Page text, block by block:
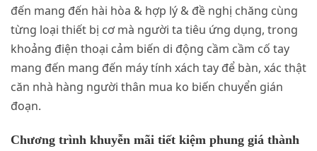
đến mang đến hài hòa & hợp lý & đề nghị chăng cùng
từng loại thiết bị cơ mà người ta tiêu ứng dụng, trong
khoảng điện thoại cảm biến di động cầm cầm cố tay
mang đến mang đến máy tính xách tay để bàn, xác thật
căn nhà hàng người thân mua ko biến chuyển gián
đoạn.
Chương trình khuyễn mãi tiết kiệm phung giá thành